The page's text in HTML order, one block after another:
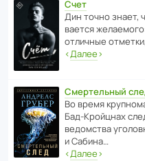
Счет
Дин точно знает,
ва­ется
отли­чные
‹Далее›
Смертельный
Во время
Бад‑Крой­цнах
ведомства
и Сабина…
‹Далее›